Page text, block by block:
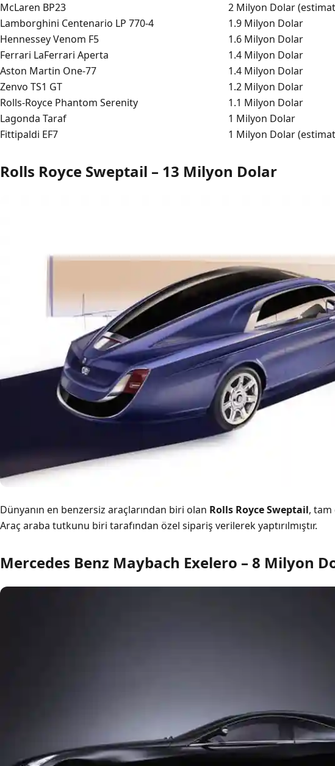
McLaren BP23
2 Milyon Dolar
Lamborghini Centenario LP 770-4
1.9 Milyon Dolar
Hennessey Venom F5
1.6 Milyon Dolar
Ferrari LaFerrari Aperta
1.4 Milyon Dolar
Aston Martin One-77
1.4 Milyon Dolar
Zenvo TS1 GT
1.2 Milyon Dolar
Rolls-Royce Phantom Serenity
1.1 Milyon Dolar
Lagonda Taraf
1 Milyon Dolar
Fittipaldi EF7
1 Milyon Dolar
Rolls Royce Sweptail – 13 Milyon Dolar
Dünyanın en benzersiz araçlarından biri olan Rolls RoyceSweptail, tam
Araç araba tutkunu biri tarafından özel sipariş verilerek yaptırılmıştır.
Mercedes Benz Maybach Exelero – 8 Milyon